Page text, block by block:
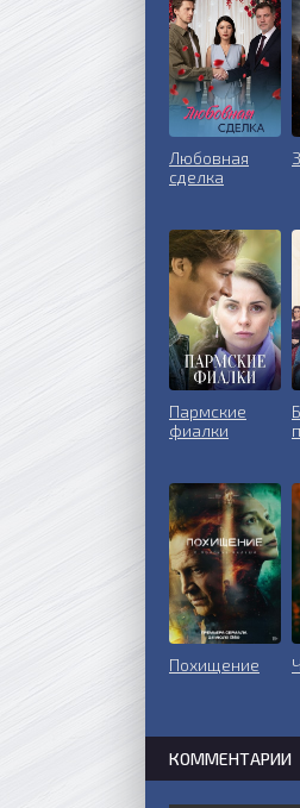
Любовная
сделка
Пармские
фиалки
Похищение
КОММЕНТАРИИ